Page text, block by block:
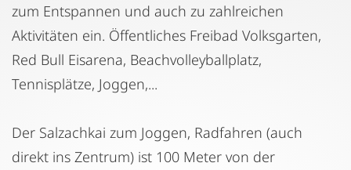
zum Entspannen und auch zu zahlreichen
Aktivitäten ein. Öffentliches Freibad Volksgarten,
Red Bull Eisarena, Beachvolleyballplatz,
Tennisplätze, Joggen,...
Der Salzachkai zum Joggen, Radfahren (auch
direkt ins Zentrum) ist 100 Meter von der